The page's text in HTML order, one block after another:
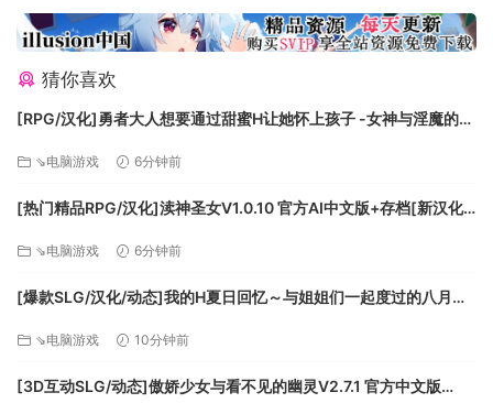
通过使用不同的装备组合和提高关卡难度，就算多次闯同一关
亦不会感到无聊。
沉浸式武器增强系统
制作过程中让你完全掌握收集、增强和解锁主・副武器的能
在每次游玩时解锁你最喜欢的武器的功能，然后重新开始行
动！
灵魂吞噬加能系统
利用独特的能量提升系统、战略性地选择增强的功能。
猜你喜欢
[RPG/汉化]勇者大人想要通过甜蜜H让她怀上孩子 -女神与淫魔的二
⇘电脑游戏 6分钟前
[热门精品RPG/汉化]渎神圣女V1.0.10 官方AI中文版+存档[新汉化]
⇘电脑游戏 6分钟前
[爆款SLG/汉化/动态]我的H夏日回忆～与姐姐们一起度过的八月～
⇘电脑游戏 10分钟前
[3D互动SLG/动态]傲娇少女与看不见的幽灵V2.7.1 官方中文版